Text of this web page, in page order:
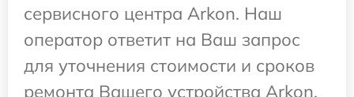
сервисного центра Arkon. Наш
оператор ответит на Ваш запрос
для уточнения стоимости и сроков
ремонта Вашего устройства Arkon.